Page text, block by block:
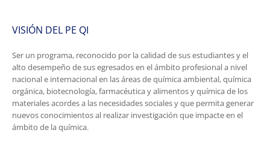
VISIÓN DEL PE QI
Ser un programa, reconocido por la calidad de sus estudiantes y el
alto desempeño de sus egresados en el ámbito profesional a nivel
nacional e internacional en las áreas de química ambiental, química
orgánica, biotecnología, farmacéutica y alimentos y química de los
materiales acordes a las necesidades sociales y que permita generar
nuevos conocimientos al realizar investigación que impacte en el
ámbito de la química.